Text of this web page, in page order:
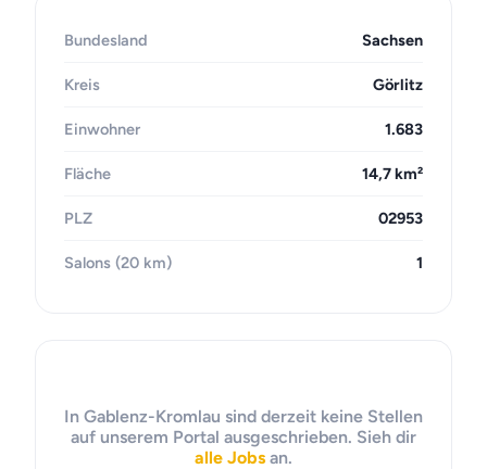
Bundesland Sachsen
Kreis Görlitz
Einwohner 1.683
Fläche 14,7 km²
PLZ 02953
Salons (20 km) 1
In Gablenz-Kromlau sind derzeit keine Stellen
auf unserem Portal ausgeschrieben. Sieh dir
alle Jobs an.